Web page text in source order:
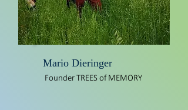
Mario Dieringer
Founder TREES of MEMORY